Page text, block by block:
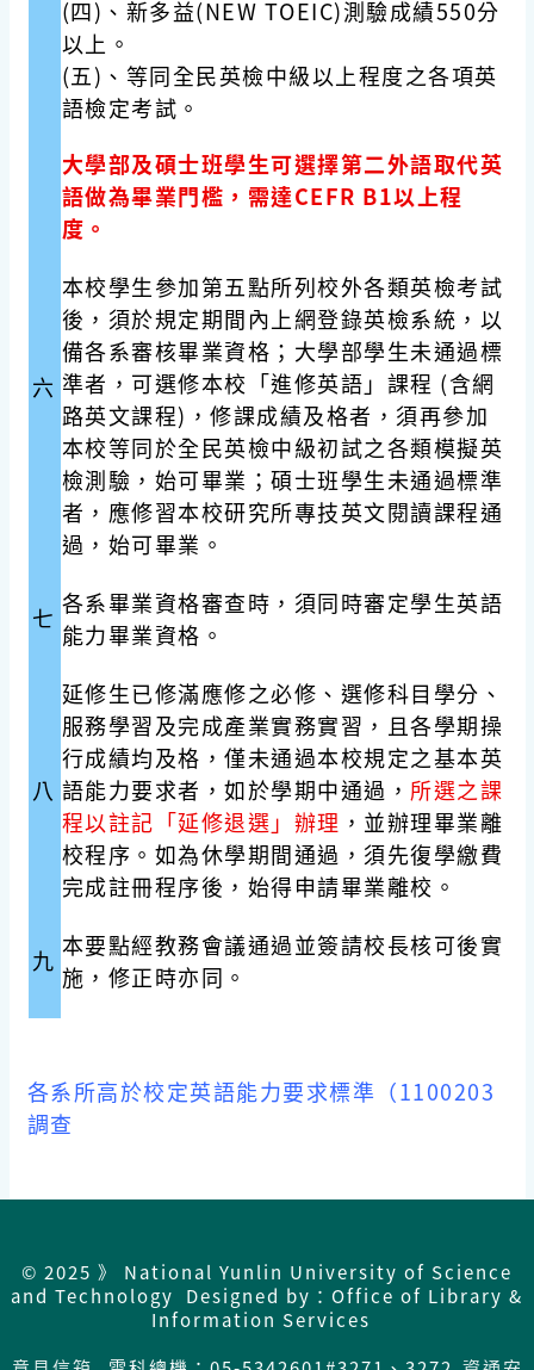
(四)、新多益(NEW TOEIC)測驗成績550分
以上。
(五)、等同全民英檢中級以上程度之各項英
語檢定考試。
大學部及碩士班學生可選擇第二外語取代英
語做為畢業門檻，需達CEFR B1以上程
度。
六
本校學生參加第五點所列校外各類英檢考試
後，須於規定期間內上網登錄英檢系統，以
備各系審核畢業資格；大學部學生未通過標
準者，可選修本校「進修英語」課程 (含網
路英文課程)，修課成績及格者，須再參加
本校等同於全民英檢中級初試之各類模擬英
檢測驗，始可畢業；碩士班學生未通過標準
者，應修習本校研究所專技英文閱讀課程通
過，始可畢業。
七 各系畢業資格審查時，須同時審定學生英語
能力畢業資格。
八
延修生已修滿應修之必修、選修科目學分、
服務學習及完成產業實務實習，且各學期操
行成績均及格，僅未通過本校規定之基本英
語能力要求者，如於學期中通過， 所選之課
程以註記「延修退選」辦理 ，並辦理畢業離
校程序。如為休學期間通過，須先復學繳費
完成註冊程序後，始得申請畢業離校。
九 本要點經教務會議通過並簽請校長核可後實
施，修正時亦同。
各系所高於校定英語能力要求標準（1100203
調查
© 2025 》 National Yunlin University of Science
and Technology Designed by：Office of Library &
Information Services